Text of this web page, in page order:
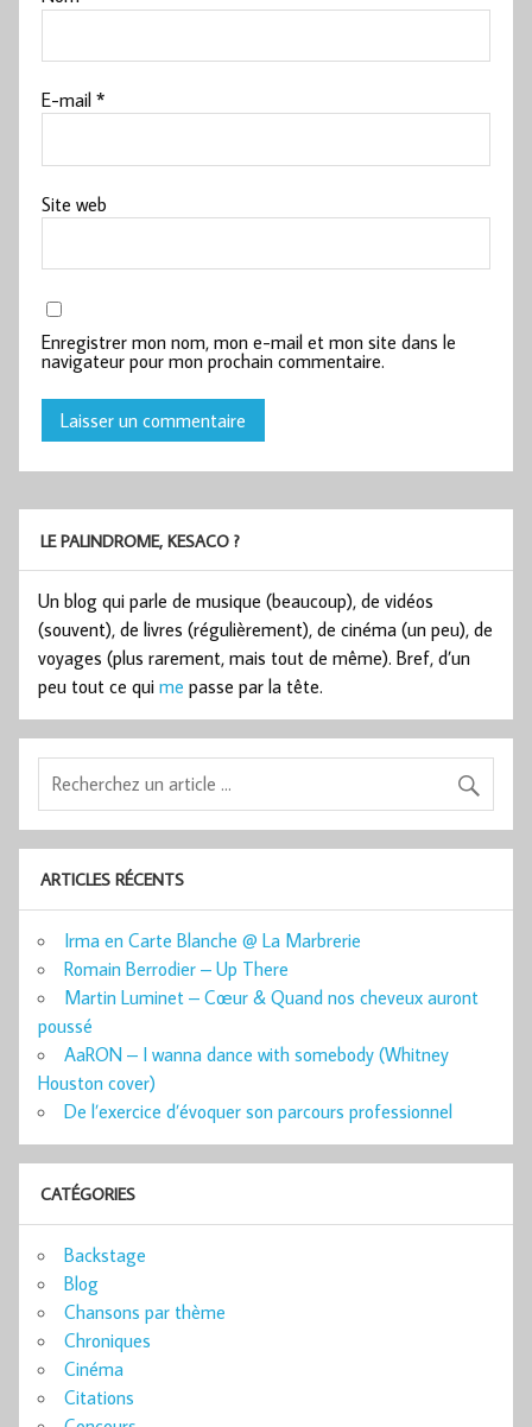
E-mail*
Site web
Enregistrer mon nom, mon e-mail et mon site dans le
navigateur pour mon prochain commentaire.
LE PALINDROME, KESACO ?
Un blog qui parle de musique (beaucoup), de vidéos
(souvent), de livres (régulièrement), de cinéma (un peu), de
voyages (plus rarement, mais tout de même). Bref, d’un
peu tout ce qui me passe par la tête.
ARTICLES RÉCENTS
Irma en Carte Blanche @ La Marbrerie
Romain Berrodier – Up There
Martin Luminet – Cœur & Quand nos cheveux auront
poussé
AaRON – I wanna dance with somebody (Whitney
Houston cover)
De l’exercice d’évoquer son parcours professionnel
CATÉGORIES
Backstage
Blog
Chansons par thème
Chroniques
Cinéma
Citations